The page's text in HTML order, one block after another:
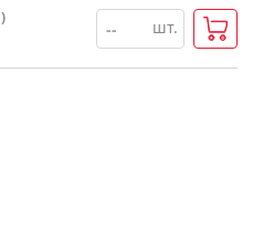
шт.